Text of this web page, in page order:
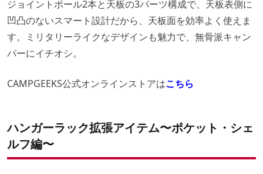
ジョイントポール2本と天板の3パーツ構成で、天板表側に
凹凸のないスマート設計だから、天板面を効率よく使えま
す。ミリタリーライクなデザインも魅力で、無骨派キャン
パーにイチオシ。
CAMPGEEKS公式オンラインストアはこちら
ハンガーラック拡張アイテム〜ポケット・シェ
ルフ編〜